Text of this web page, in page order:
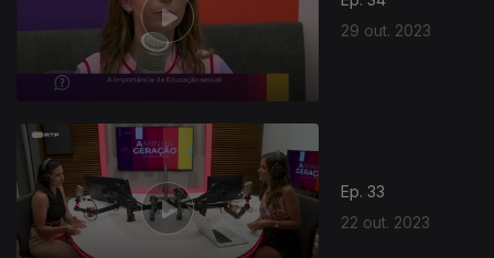
29 out. 2023
Ep. 33
22 out. 2023